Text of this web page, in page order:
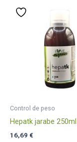
Control de peso
Hepatk jarabe 250ml
16,69 €